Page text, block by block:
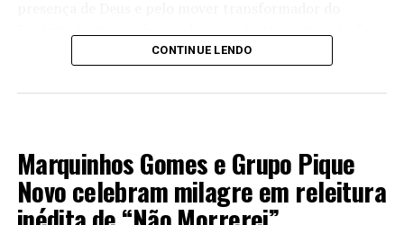
apenas um acontecimento histórico, mas uma realidade
por Beatriz Cristina, Guilherme Franco, Helena
Com uma mensagem marcada por entrega, unidade e
expectativa espiritual, a composição expressa o desejo
de uma geração que clama por um novo derramar do
CONTINUE LENDO
Marquinhos Gomes e Grupo Pique
Novo celebram milagre em releitura